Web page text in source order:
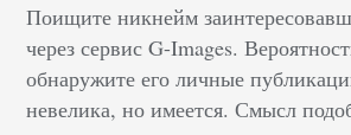
Поищите никнейм
через сервис G-Images.
обнаружите его личные
невелика, но имеется. Смысл